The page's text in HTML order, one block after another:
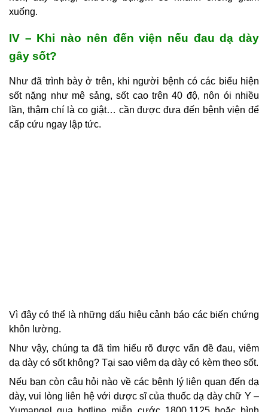
xuống.
IV – Khi nào nên đến viện nếu đau dạ dày
gây sốt?
Như đã trình bày ở trên, khi người bệnh có các biểu hiện
sốt nặng như mê sảng, sốt cao trên 40 độ, nôn ói nhiều
lần, thậm chí là co giật… cần được đưa đến bệnh viện để
cấp cứu ngay lập tức.
Vì đây có thể là những dấu hiệu cảnh báo các biến chứng
khôn lường.
Như vậy, chúng ta đã tìm hiểu rõ được vấn đề đau, viêm
dạ dày có sốt không? Tại sao viêm dạ dày có kèm theo sốt.
Nếu bạn còn câu hỏi nào về các bệnh lý liên quan đến dạ
dày, vui lòng liên hệ với dược sĩ của thuốc dạ dày chữ Y –